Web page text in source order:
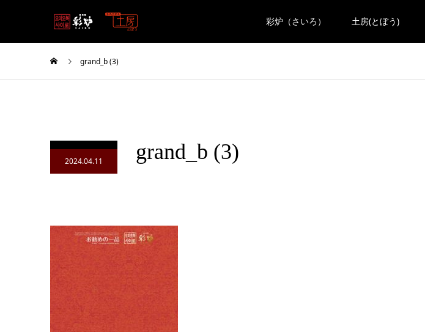
彩炉（さいろ） 土房(とぼう)
grand_b (3)
2024.04.11 grand_b (3)